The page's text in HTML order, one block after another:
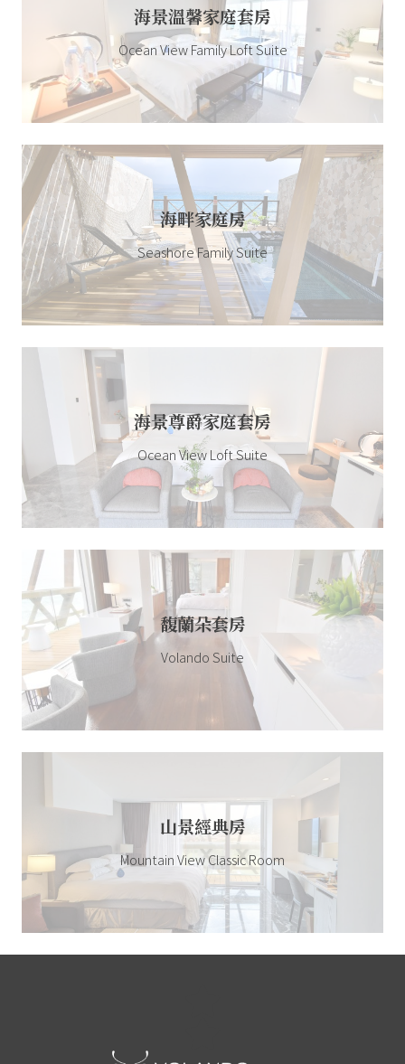
海景溫馨家庭套房
Ocean View Family Loft Suite
海畔家庭房
Seashore Family Suite
海景尊爵家庭套房
Ocean View Loft Suite
馥蘭朵套房
Volando Suite
山景經典房
Mountain View Classic Room